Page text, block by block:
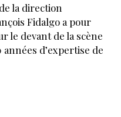
la direction
Fidalgo a pour
le devant de la scène
d’expertise de